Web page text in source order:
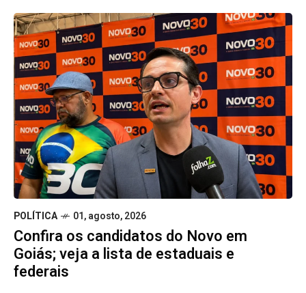
POLÍTICA 01, agosto, 2026
Confira os candidatos do Novo em
Goiás; veja a lista de estaduais e
federais